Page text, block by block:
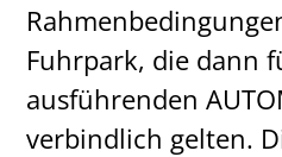
Fuhrpark, die dann
ausführenden
verbindlich gelten.